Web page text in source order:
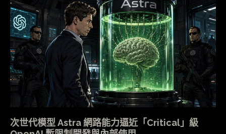
次世代模型 Astra 網路能力逼近「Critical」級